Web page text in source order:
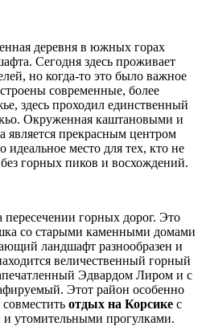
деревня в южных горах
Сегодня здесь проживает
но когда-то это было важное
современные, более
здесь проходил единственный
Окруженная каштановыми и
прекрасным центром
идеальное место для тех, кто не
без горных пиков и восхождений.
пересечении горных дорог. Это
со старыми каменными домами
ландшафт разнообразен и
величественный горный
Эдвардом Лиром и с
Этот район особенно
отдых на Корсике с
утомительными прогулками.